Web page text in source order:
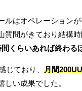
ルはオペレーション
質問がきており結構
くらいあれば終わる
じており、 月間
しい成果でした。